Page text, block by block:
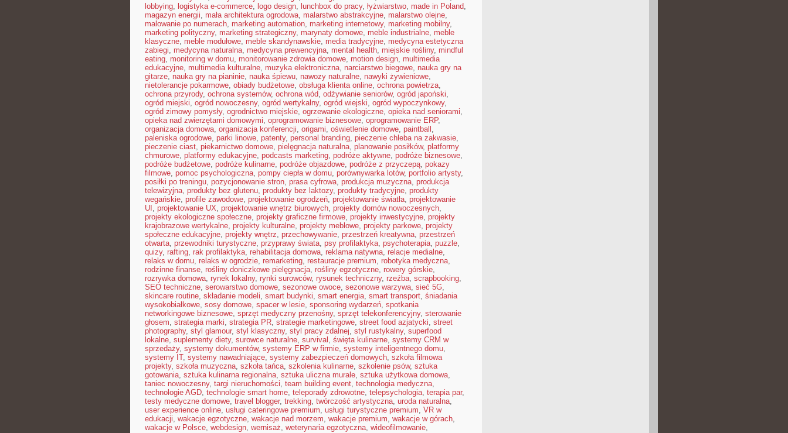
lobbying, logistyka e-commerce, logo design, lunchbox do pracy, łyżwiarstwo, made in Poland,
magazyn energii, mała architektura ogrodowa, malarstwo abstrakcyjne, malarstwo olejne,
malowanie po numerach, marketing automation, marketing internetowy, marketing mobilny,
marketing polityczny, marketing strategiczny, marynaty domowe, meble industrialne, meble
klasyczne, meble modułowe, meble skandynawskie, media tradycyjne, medycyna estetyczna
zabiegi, medycyna naturalna, medycyna prewencyjna, mental health, miejskie rośliny, mindful
eating, monitoring w domu, monitorowanie zdrowia domowe, motion design, multimedia
edukacyjne, multimedia kulturalne, muzyka elektroniczna, narciarstwo biegowe, nauka gry na
gitarze, nauka gry na pianinie, nauka śpiewu, nawozy naturalne, nawyki żywieniowe,
nietolerancje pokarmowe, obiady budżetowe, obsługa klienta online, ochrona powietrza,
ochrona przyrody, ochrona systemów, ochrona wód, odżywianie seniorów, ogród japoński,
ogród miejski, ogród nowoczesny, ogród wertykalny, ogród wiejski, ogród wypoczynkowy,
ogród zimowy pomysły, ogrodnictwo miejskie, ogrzewanie ekologiczne, opieka nad seniorami,
opieka nad zwierzętami domowymi, oprogramowanie biznesowe, oprogramowanie ERP,
organizacja domowa, organizacja konferencji, origami, oświetlenie domowe, paintball ,
paleniska ogrodowe, parki linowe, patenty, personal branding, pieczenie chleba na zakwasie,
pieczenie ciast, piekarnictwo domowe, pielęgnacja naturalna, planowanie posiłków, platformy
chmurowe, platformy edukacyjne, podcasts marketing, podróże aktywne, podróże biznesowe,
podróże budżetowe, podróże kulinarne, podróże objazdowe, podróże z przyczepą, pokazy
filmowe, pomoc psychologiczna, pompy ciepła w domu, porównywarka lotów, portfolio artysty,
posiłki po treningu, pozycjonowanie stron, prasa cyfrowa, produkcja muzyczna, produkcja
telewizyjna, produkty bez glutenu, produkty bez laktozy, produkty tradycyjne, produkty
wegańskie, profile zawodowe, projektowanie ogrodzeń, projektowanie światła, projektowanie
UI , projektowanie UX, projektowanie wnętrz biurowych, projekty domów nowoczesnych,
projekty ekologiczne społeczne, projekty graficzne firmowe, projekty inwestycyjne, projekty
krajobrazowe wertykalne, projekty kulturalne, projekty meblowe, projekty parkowe, projekty
społeczne edukacyjne, projekty wnętrz, przechowywanie, przestrzeń kreatywna, przestrzeń
otwarta, przewodniki turystyczne, przyprawy świata, psy profilaktyka, psychoterapia, puzzle,
quizy, rafting, rak profilaktyka, rehabilitacja domowa, reklama natywna, relacje medialne,
relaks w domu, relaks w ogrodzie, remarketing, restauracje premium, robotyka medyczna,
rodzinne finanse, rośliny doniczkowe pielęgnacja, rośliny egzotyczne, rowery górskie,
rozrywka domowa, rynek lokalny, rynki surowców, rysunek techniczny, rzeźba, scrapbooking,
SEO techniczne, serowarstwo domowe, sezonowe owoce, sezonowe warzywa, sieć 5G,
skincare routine, składanie modeli, smart budynki, smart energia, smart transport, śniadania
wysokobiałkowe, sosy domowe, spacer w lesie, sponsoring wydarzeń, spotkania
networkingowe biznesowe, sprzęt medyczny przenośny, sprzęt telekonferencyjny, sterowanie
głosem, strategia marki, strategia PR, strategie marketingowe, street food azjatycki, street
photography, styl glamour, styl klasyczny, styl pracy zdalnej, styl rustykalny, superfood
lokalne, suplementy diety, surowce naturalne, survival , święta kulinarne, systemy CRM w
sprzedaży, systemy dokumentów, systemy ERP w firmie, systemy inteligentnego domu,
systemy IT, systemy nawadniające, systemy zabezpieczeń domowych, szkoła filmowa
projekty, szkoła muzyczna, szkoła tańca, szkolenia kulinarne, szkolenie psów, sztuka
gotowania, sztuka kulinarna regionalna, sztuka uliczna murale, sztuka użytkowa domowa,
taniec nowoczesny, targi nieruchomości, team building event, technologia medyczna,
technologie AGD, technologie smart home, teleporady zdrowotne, telepsychologia, terapia par,
testy medyczne domowe, travel blogger, trekking, twórczość artystyczna, uroda naturalna,
user experience online, usługi cateringowe premium, usługi turystyczne premium, VR w
edukacji, wakacje egzotyczne, wakacje nad morzem, wakacje premium, wakacje w górach,
wakacje w Polsce, webdesign, wernisaż, weterynaria egzotyczna, wideofilmowanie,